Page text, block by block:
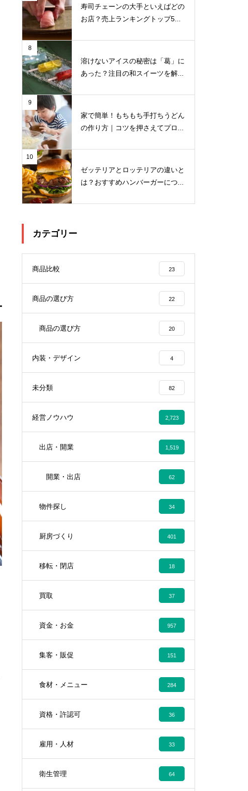
寿司チェーンの大手といえばどの
お店？売上ランキングトップ5...
8
溶けないアイスの秘密は「葛」に
あった？注目の和スイーツを解...
9
家で簡単！もちもち手打ちうどん
の作り方｜コツを押さえてプロ...
10
ゼッテリアとロッテリアの違いと
は？おすすめハンバーガーにつ...
カテゴリー
商品比較 23
商品の選び方 22
商品の選び方 20
内装・デザイン 4
未分類 82
経営ノウハウ 2,723
出店・開業 1,519
開業・出店 62
物件探し 34
厨房づくり 401
移転・閉店 18
買取 37
資金・お金 957
集客・販促 151
食材・メニュー 284
資格・許認可 36
雇用・人材 33
衛生管理 64